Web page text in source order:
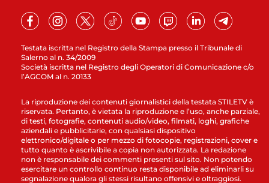
Testata iscritta nel Registro della Stampa presso il Tribunale di
Salerno al n. 34/2009
Società iscritta nel Registro degli Operatori di Comunicazione c/o
l’AGCOM al n. 20133
La riproduzione dei contenuti giornalistici della testata STILETV è
riservata. Pertanto, è vietata la riproduzione e l’uso, anche parziale,
di testi, fotografie, contenuti audio/video, filmati, loghi, grafiche
aziendali e pubblicitarie, con qualsiasi dispositivo
elettronico/digitale o per mezzo di fotocopie, registrazioni, cover e
tutto quanto è ascrivibile a copia non autorizzata. La redazione
non è responsabile dei commenti presenti sul sito. Non potendo
esercitare un controllo continuo resta disponibile ad eliminarli su
segnalazione qualora gli stessi risultano offensivi e oltraggiosi.